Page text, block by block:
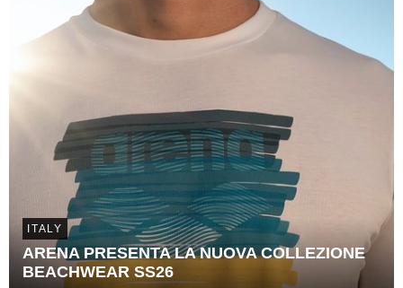
ITALY
ARENA PRESENTA LA NUOVA COLLEZIONE
BEACHWEAR SS26